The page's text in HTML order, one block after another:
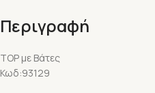
Περιγραφή
TOP με Βάτες
Κωδ:93129